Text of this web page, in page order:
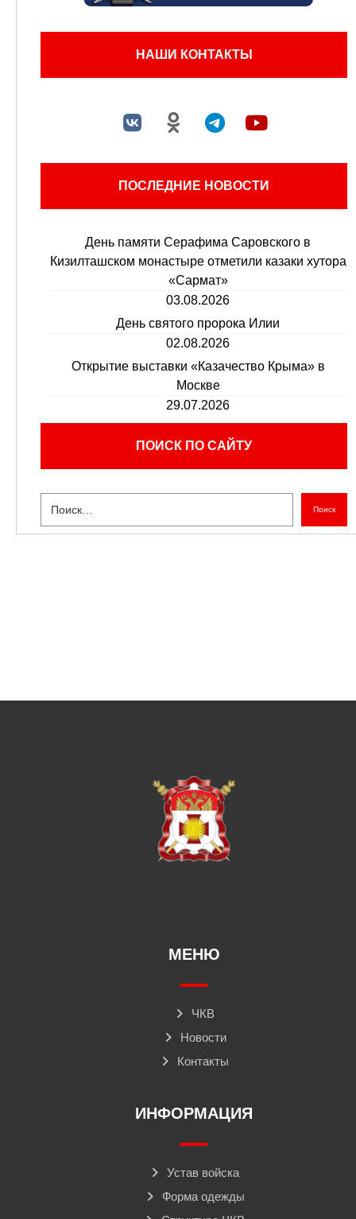
НАШИ КОНТАКТЫ
ПОСЛЕДНИЕ НОВОСТИ
День памяти Серафима Саровского в
Кизилташском монастыре отметили казаки хутора
«Сармат»
03.08.2026
День святого пророка Илии
02.08.2026
Открытие выставки «Казачество Крыма» в
Москве
29.07.2026
ПОИСК ПО САЙТУ
Поиск
МЕНЮ
ЧКВ
Новости
Контакты
ИНФОРМАЦИЯ
Устав войска
Форма одежды